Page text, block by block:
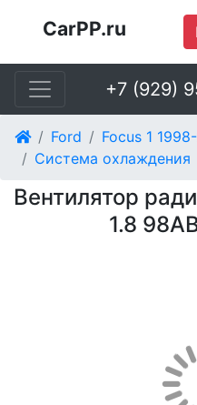
CarPP.ru
+7 (929)
Ford
Focus 1
Система охлаждения
Вентилятор
1.8